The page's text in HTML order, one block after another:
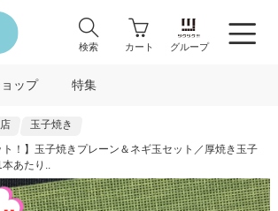
検索 カート グループ
ップ 特集
玉子焼き
ト！】玉子焼きプレーン＆ネギ玉セット／厚焼き玉子
あたり..